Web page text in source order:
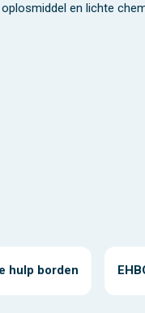
en lichte
hulp borden